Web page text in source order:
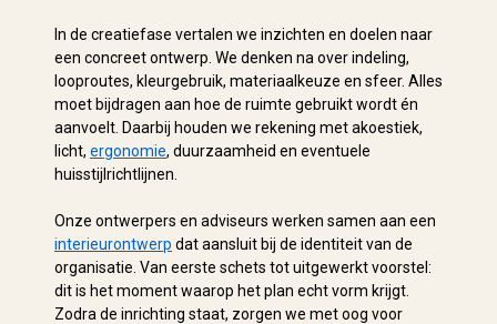
In de creatiefase vertalen we inzichten en doelen naar
een concreet ontwerp. We denken na over indeling,
looproutes, kleurgebruik, materiaalkeuze en sfeer. Alles
moet bijdragen aan hoe de ruimte gebruikt wordt én
aanvoelt. Daarbij houden we rekening met akoestiek,
licht, ergonomie, duurzaamheid en eventuele
huisstijlrichtlijnen.
Onze ontwerpers en adviseurs werken samen aan een
interieurontwerp dat aansluit bij de identiteit van de
organisatie. Van eerste schets tot uitgewerkt voorstel:
dit is het moment waarop het plan echt vorm krijgt.
Zodra de inrichting staat, zorgen we met oog voor